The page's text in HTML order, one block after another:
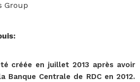
Group
:
créée en juillet 2013 après avoir
Banque Centrale de RDC en 2012.